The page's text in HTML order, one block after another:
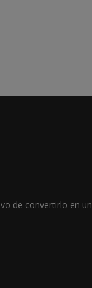
de convertirlo en un